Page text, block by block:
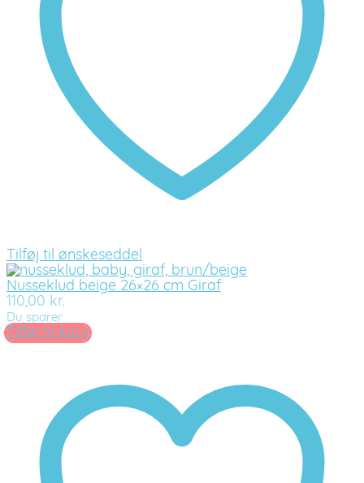
Tilføj til ønskeseddel
Nusseklud beige 26×26 cm Giraf
110,00 kr.
Du sparer
Tilføj til kurv